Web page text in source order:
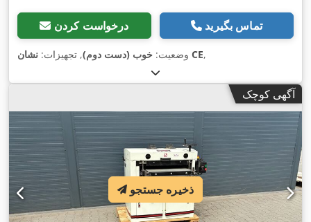
درخواست کردن تماس بگیرید
وضعیت: خوب (دست دوم), تجهیزات: نشان CE,
آگهی کوچک
ذخیره جستجو